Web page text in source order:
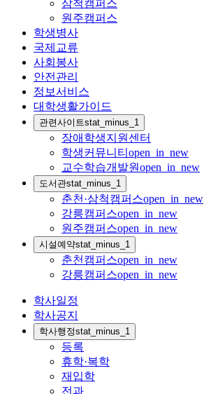
삼척캠퍼스
원주캠퍼스
학생병사
국제교류
사회봉사
안전관리
정보서비스
대학생활가이드
관련사이트stat_minus_1
장애학생지원센터
학생커뮤니티 open_in_new
교수학습개발원open_in_new
도서관stat_minus_1
춘천·삼척캠퍼스open_in_new
강릉캠퍼스open_in_new
원주캠퍼스open_in_new
시설예약stat_minus_1
춘천캠퍼스open_in_new
강릉캠퍼스open_in_new
학사일정
학사공지
학사행정stat_minus_1
등록
휴학·복학
재입학
전과